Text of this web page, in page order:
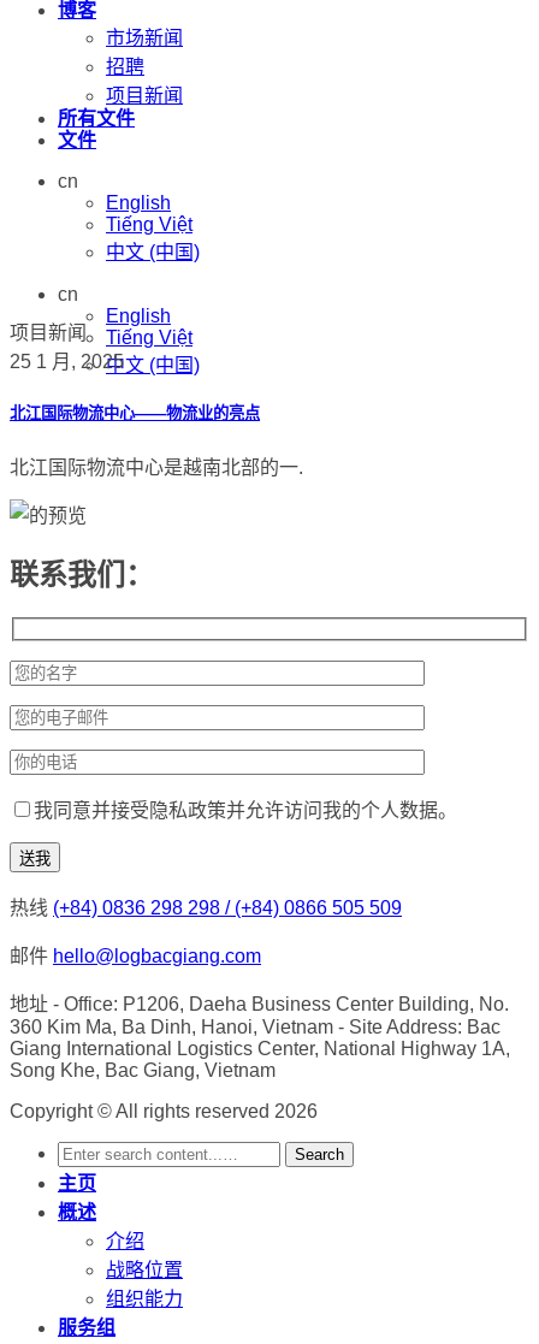
博客
市场新闻
招聘
项目新闻
所有文件
文件
cn
English
Tiếng Việt
中文 (中国)
cn
English
Tiếng Việt
中文 (中国)
项目新闻
25 1 月, 2025
北江国际物流中心——物流业的亮点
北江国际物流中心是越南北部的一.
联系我们：
我同意并接受隐私政策并允许访问我的个人数据。
热线 (+84) 0836 298 298 / (+84) 0866 505 509
邮件 hello@logbacgiang.com
地址 - Office: P1206, Daeha Business Center Building, No.
360 Kim Ma, Ba Dinh, Hanoi, Vietnam - Site Address: Bac
Giang International Logistics Center, National Highway 1A,
Song Khe, Bac Giang, Vietnam
Copyright © All rights reserved 2026
Search
主页
概述
介绍
战略位置
组织能力
服务组